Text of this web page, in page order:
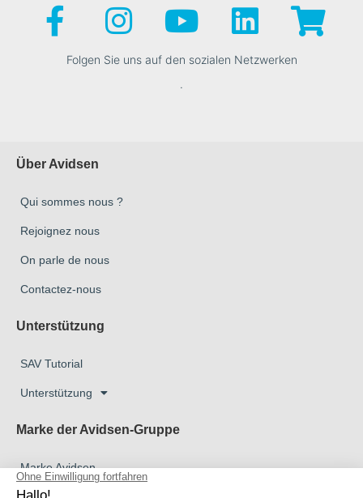
Folgen Sie uns auf den sozialen Netzwerken
.
Über Avidsen
Qui sommes nous ?
Rejoignez nous
On parle de nous
Contactez-nous
Unterstützung
SAV Tutorial
Unterstützung
Marke der Avidsen-Gruppe
Marke Avidsen